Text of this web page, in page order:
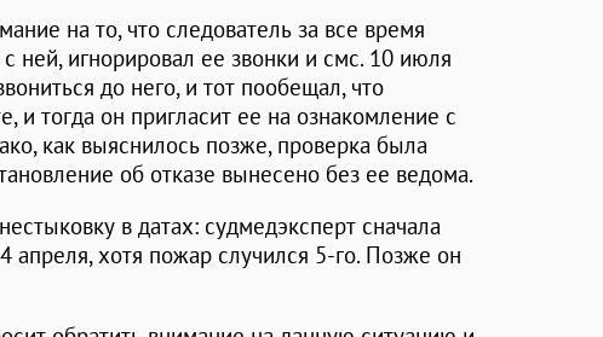
на то, что следователь за все время
ней, игнорировал ее звонки и смс. 10 июля
до него, и тот пообещал, что
и тогда он пригласит ее на ознакомление с
как выяснилось позже, проверка была
об отказе вынесено без ее ведома.
в датах: судмедэксперт сначала
апреля, хотя пожар случился 5-го. Позже он